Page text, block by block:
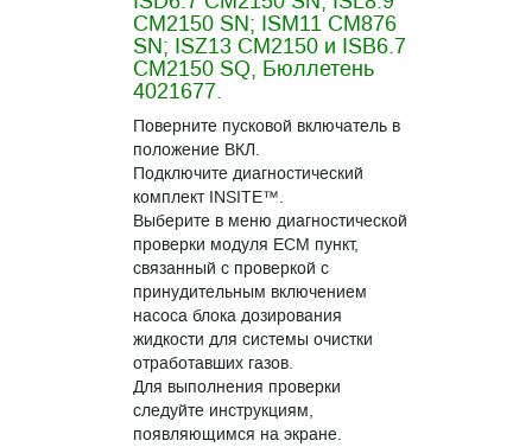
CM2150 SN; ISM11 CM876
SN; ISZ13 CM2150 и ISB6.7
CM2150 SQ, Бюллетень
4021677.
Поверните пусковой включатель в
положение ВКЛ.
Подключите диагностический
комплект INSITE™.
Выберите в меню диагностической
проверки модуля ЕСМ пункт,
связанный с проверкой с
принудительным включением
насоса блока дозирования
жидкости для системы очистки
отработавших газов.
Для выполнения проверки
следуйте инструкциям,
появляющимся на экране.